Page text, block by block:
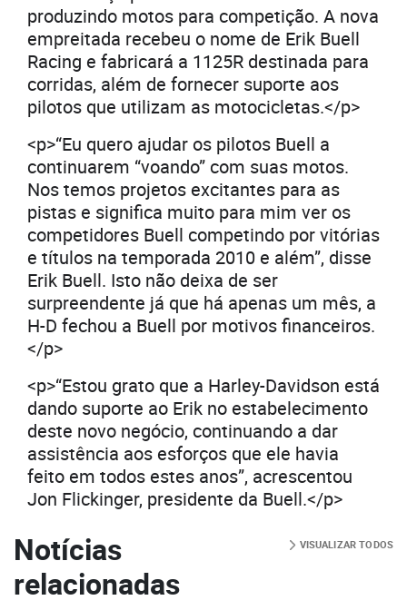
produzindo motos para competição. A nova
empreitada recebeu o nome de Erik Buell
Racing e fabricará a 1125R destinada para
corridas, além de fornecer suporte aos
pilotos que utilizam as motocicletas.</p>
<p>“Eu quero ajudar os pilotos Buell a
continuarem “voando” com suas motos.
Nos temos projetos excitantes para as
pistas e significa muito para mim ver os
competidores Buell competindo por vitórias
e títulos na temporada 2010 e além”, disse
Erik Buell. Isto não deixa de ser
surpreendente já que há apenas um mês, a
H-D fechou a Buell por motivos financeiros.
</p>
<p>“Estou grato que a Harley-Davidson está
dando suporte ao Erik no estabelecimento
deste novo negócio, continuando a dar
assistência aos esforços que ele havia
feito em todos estes anos”, acrescentou
Jon Flickinger, presidente da Buell.</p>
Notícias
relacionadas
VISUALIZAR TODOS